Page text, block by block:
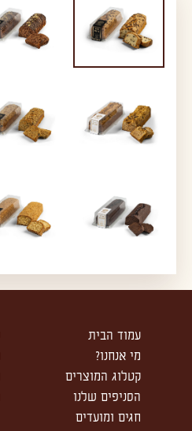
עמוד הבית
מי אנחנו?
קטלוג המוצרים
הסניפים שלנו
חגים ומועדים